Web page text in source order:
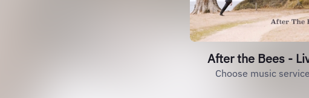
After the Bees -
Choose music service